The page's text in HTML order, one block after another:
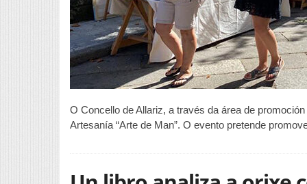
O Concello de Allariz, a través da área de
Artesanía “Arte de Man”. O evento pretende